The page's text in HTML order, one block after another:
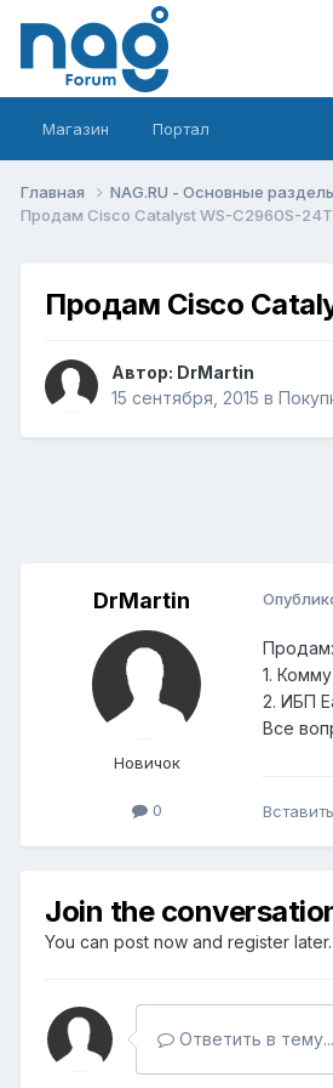
Магазин Портал
Главная NAG.RU - Основные
Продам Cisco Catalyst WS-C2960S-
Продам Cisco
Автор: DrMartin
15 сентября, 2015 в
DrMartin
Новичок
0
Продам:
1.
2. ИБП
Все
Join the
You can post now and register
Ответить в тему...